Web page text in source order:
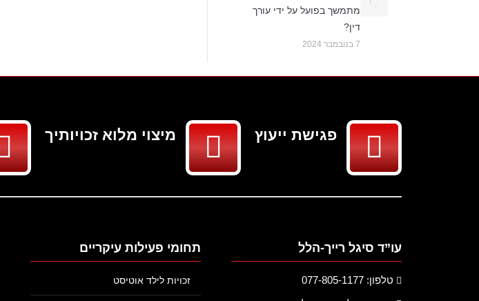
מתמשך בפועל על ידי עורך
דין?
7 בנובמבר 2024
פגישת ייעוץ מיצוי מלוא זכויותיך
עו”ד סיגל רייך-הלל
טלפון: 077-805-1177
תחומי פעילות עיקריים
זכויות לילד אוטיסט